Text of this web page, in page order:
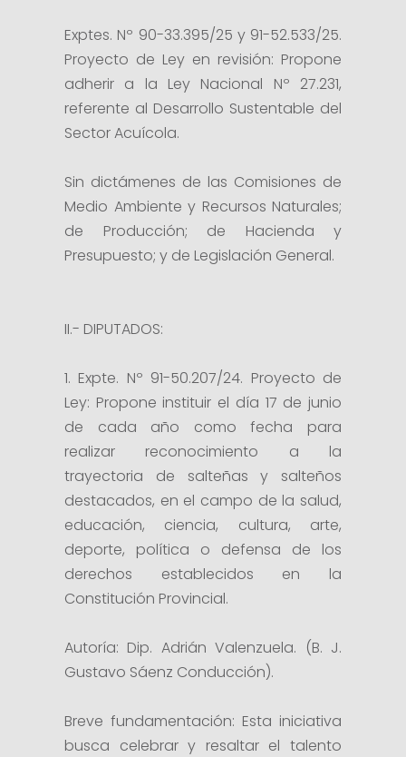
Exptes. Nº 90-33.395/25 y 91-52.533/25.
Proyecto de Ley en revisión: Propone
adherir a la Ley Nacional Nº 27.231,
referente al Desarrollo Sustentable del
Sector Acuícola.
Sin dictámenes de las Comisiones de
Medio Ambiente y Recursos Naturales;
de Producción; de Hacienda y
Presupuesto; y de Legislación General.
II.- DIPUTADOS:
1. Expte. Nº 91-50.207/24. Proyecto de
Ley: Propone instituir el día 17 de junio
de cada año como fecha para
realizar reconocimiento a la
trayectoria de salteñas y salteños
destacados, en el campo de la salud,
educación, ciencia, cultura, arte,
deporte, política o defensa de los
derechos establecidos en la
Constitución Provincial.
Autoría: Dip. Adrián Valenzuela. (B. J.
Gustavo Sáenz Conducción).
Breve fundamentación: Esta iniciativa
busca celebrar y resaltar el talento